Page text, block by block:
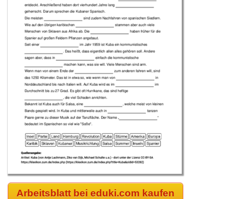
Arbeitsblatt bei eduki.com kaufen